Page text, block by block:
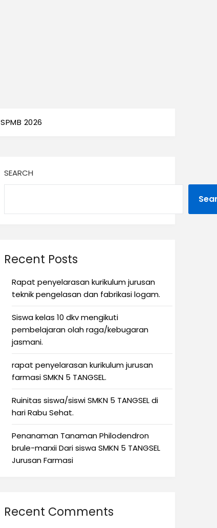
SPMB 2026
SEARCH
Recent Posts
Rapat penyelarasan kurikulum jurusan
teknik pengelasan dan fabrikasi logam.
Siswa kelas 10 dkv mengikuti
pembelajaran olah raga/kebugaran
jasmani.
rapat penyelarasan kurikulum jurusan
farmasi SMKN 5 TANGSEL.
Ruinitas siswa/siswi SMKN 5 TANGSEL di
hari Rabu Sehat.
Penanaman Tanaman Philodendron
brule-marxii Dari siswa SMKN 5 TANGSEL
Jurusan Farmasi
Recent Comments